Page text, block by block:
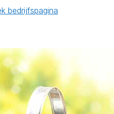
bedrijfspagina